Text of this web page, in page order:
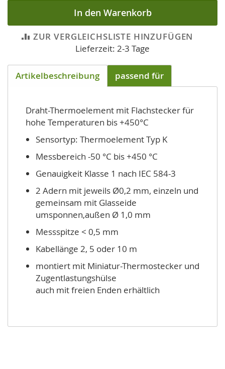
In den Warenkorb
ZUR VERGLEICHSLISTE HINZUFÜGEN
Lieferzeit: 2-3 Tage
Artikelbeschreibung passend für
Draht-Thermoelement mit Flachstecker für
hohe Temperaturen bis +450°C
Sensortyp: Thermoelement Typ K
Messbereich -50 °C bis +450 °C
Genauigkeit Klasse 1 nach IEC 584-3
2 Adern mit jeweils Ø0,2 mm, einzeln und
gemeinsam mit Glasseide
umsponnen,außen Ø 1,0 mm
Messspitze < 0,5 mm
Kabellänge 2, 5 oder 10 m
montiert mit Miniatur-Thermostecker und
Zugentlastungshülse
auch mit freien Enden erhältlich